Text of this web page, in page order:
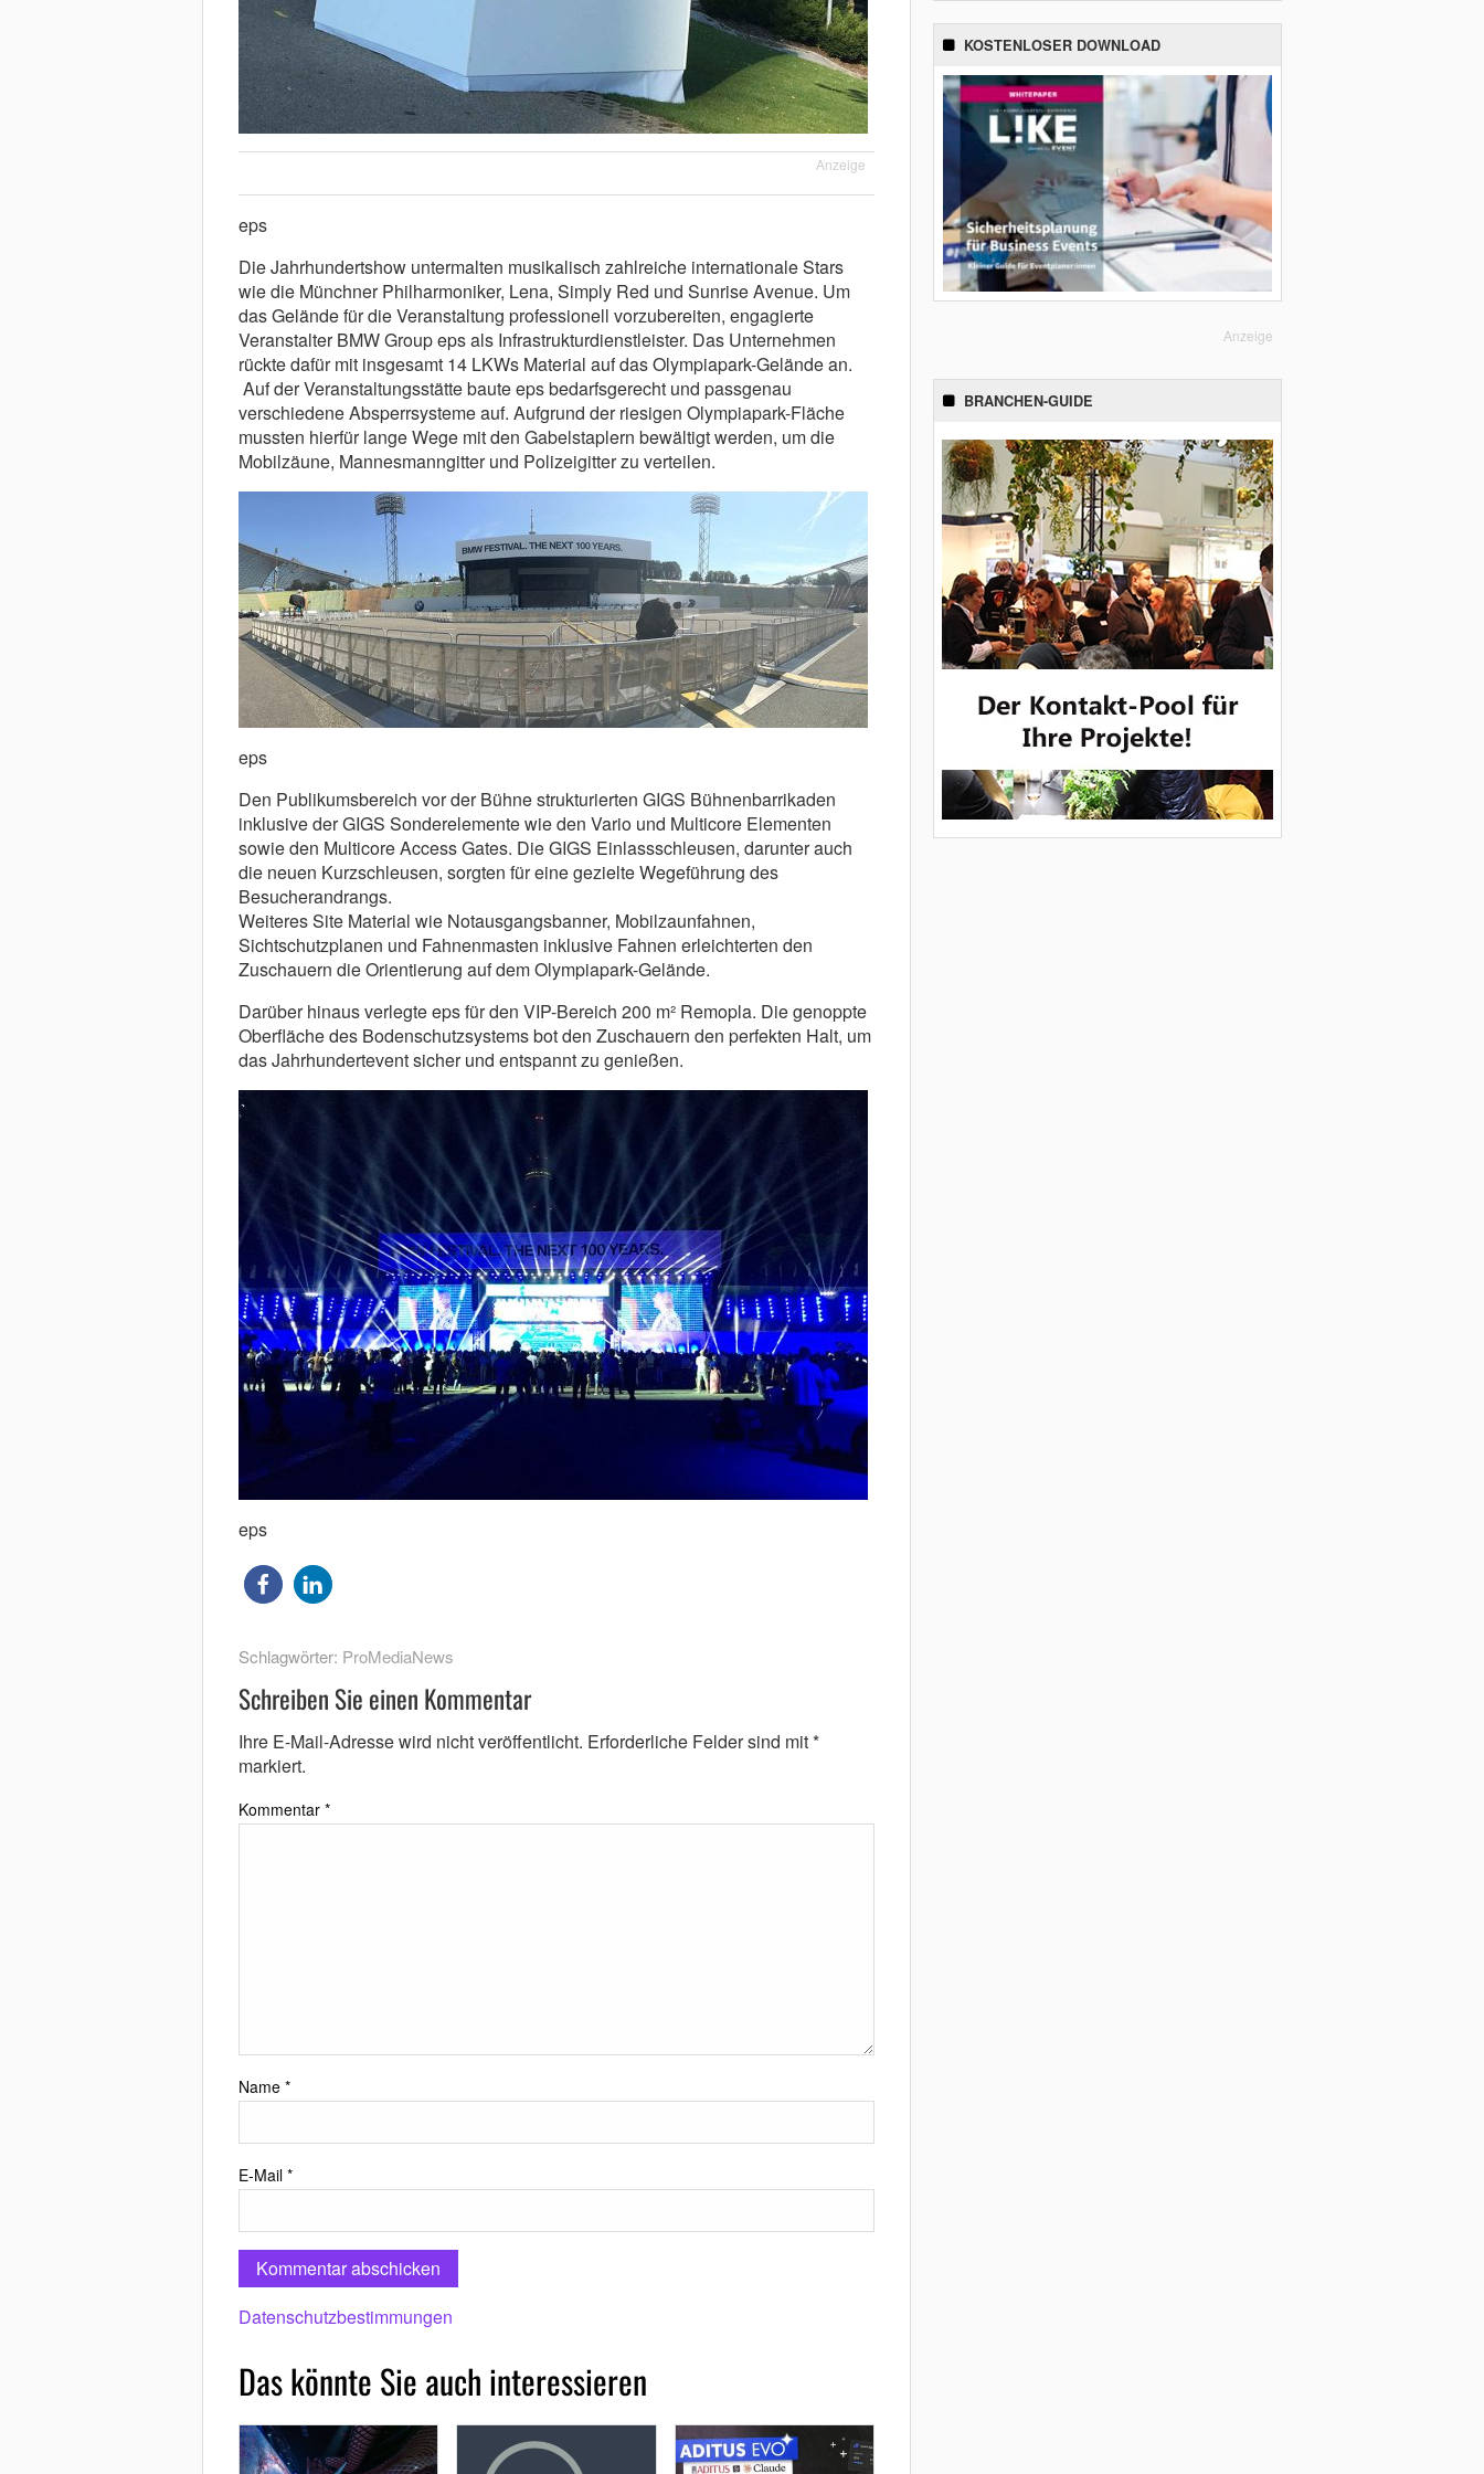
Anzeige
eps
Die Jahrhundertshow untermalten musikalisch zahlreiche internationale Stars
wie die Münchner Philharmoniker, Lena, Simply Red und Sunrise Avenue. Um
das Gelände für die Veranstaltung professionell vorzubereiten, engagierte
Veranstalter BMW Group eps als Infrastrukturdienstleister. Das Unternehmen
rückte dafür mit insgesamt 14 LKWs Material auf das Olympiapark-Gelände an.
Auf der Veranstaltungsstätte baute eps bedarfsgerecht und passgenau
verschiedene Absperrsysteme auf. Aufgrund der riesigen Olympiapark-Fläche
mussten hierfür lange Wege mit den Gabelstaplern bewältigt werden, um die
Mobilzäune, Mannesmanngitter und Polizeigitter zu verteilen.
eps
Den Publikumsbereich vor der Bühne strukturierten GIGS Bühnenbarrikaden
inklusive der GIGS Sonderelemente wie den Vario und Multicore Elementen
sowie den Multicore Access Gates. Die GIGS Einlassschleusen, darunter auch
die neuen Kurzschleusen, sorgten für eine gezielte Wegeführung des
Besucherandrangs.
Weiteres Site Material wie Notausgangsbanner, Mobilzaunfahnen,
Sichtschutzplanen und Fahnenmasten inklusive Fahnen erleichterten den
Zuschauern die Orientierung auf dem Olympiapark-Gelände.
Darüber hinaus verlegte eps für den VIP-Bereich 200 m² Remopla. Die genoppte
Oberfläche des Bodenschutzsystems bot den Zuschauern den perfekten Halt, um
das Jahrhundertevent sicher und entspannt zu genießen.
eps
Schlagwörter: ProMediaNews
Schreiben Sie einen Kommentar
Ihre E-Mail-Adresse wird nicht veröffentlicht. Erforderliche Felder sind mit*
markiert.
Kommentar *
Name *
E-Mail *
Datenschutzbestimmungen
Das könnte Sie auch interessieren
KOSTENLOSER DOWNLOAD
Anzeige
BRANCHEN-GUIDE